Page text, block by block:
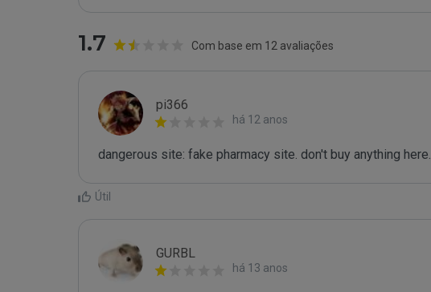
1.7 Com base em 12 avaliações
pi366
há 12 anos
dangerous site: fake pharmacy site. don't buy anything here.
Útil
GURBL
há 13 anos